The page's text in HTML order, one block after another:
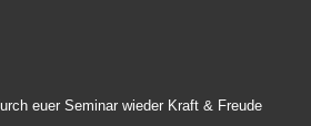
euer Seminar wieder Kraft & Freude